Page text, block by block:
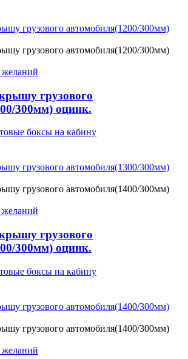
желаний
грузового
300мм) оцинк.
боксы на кабину
желаний
грузового
300мм) оцинк.
боксы на кабину
желаний